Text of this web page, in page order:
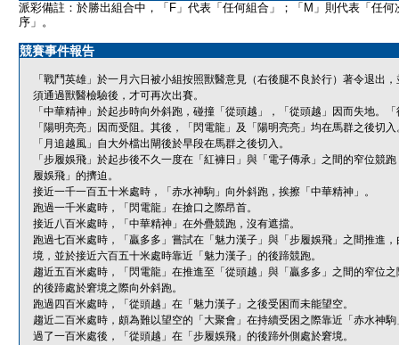
派彩備註：於勝出組合中，「F」代表「任何組合」；「M」則代表「任何
序」。
競賽事件報告
「戰鬥英雄」於一月六日被小組按照獸醫意見（右後腿不良於行）著令退出
須通過獸醫檢驗後，才可再次出賽。
「中華精神」於起步時向外斜跑，碰撞「從頭越」，「從頭越」因而失地。
「陽明亮亮」因而受阻。其後，「閃電龍」及「陽明亮亮」均在馬群之後切入
「月追越風」自大外檔出閘後於早段在馬群之後切入。
「步履娛飛」於起步後不久一度在「紅褲日」與「電子傳承」之間的窄位競
履娛飛」的擠迫。
接近一千一百五十米處時，「赤水神駒」向外斜跑，挨擦「中華精神」。
跑過一千米處時，「閃電龍」在搶口之際昂首。
接近八百米處時，「中華精神」在外疊競跑，沒有遮擋。
跑過七百米處時，「贏多多」嘗試在「魅力漢子」與「步履娛飛」之間推進
境，並於接近六百五十米處時靠近「魅力漢子」的後蹄競跑。
趨近五百米處時，「閃電龍」在推進至「從頭越」與「贏多多」之間的窄位
的後蹄處於窘境之際向外斜跑。
跑過四百米處時，「從頭越」在「魅力漢子」之後受困而未能望空。
趨近二百米處時，頗為難以望空的「大聚會」在持續受困之際靠近「赤水神
過了一百米處後，「從頭越」在「步履娛飛」的後蹄外側處於窘境。